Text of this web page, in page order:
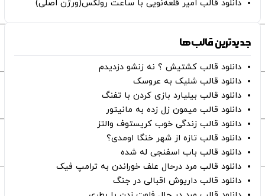
دانلود قالب امیر قلعه‌نویی با ساعت رولکس(ورژن اصلی)
جدیدترین قالب‌ها
دانلود قالب کشتیش ؟ نه زنشو دزدیدم
دانلود قالب شلیک به عروسک
دانلود قالب بیلیارد بازی کردن با تفنگ
دانلود قالب میمون زل زده به مانیتور
دانلود قالب زندگی خوب کریستوف والتز
دانلود قالب تازه از شهر خنگا اومدی؟
دانلود قالب باب اسفنجی له شده
دانلود قالب مرد درحال علف خوراندن به ترامپ فیک
دانلود قالب داریوش اقبالی در جنگ